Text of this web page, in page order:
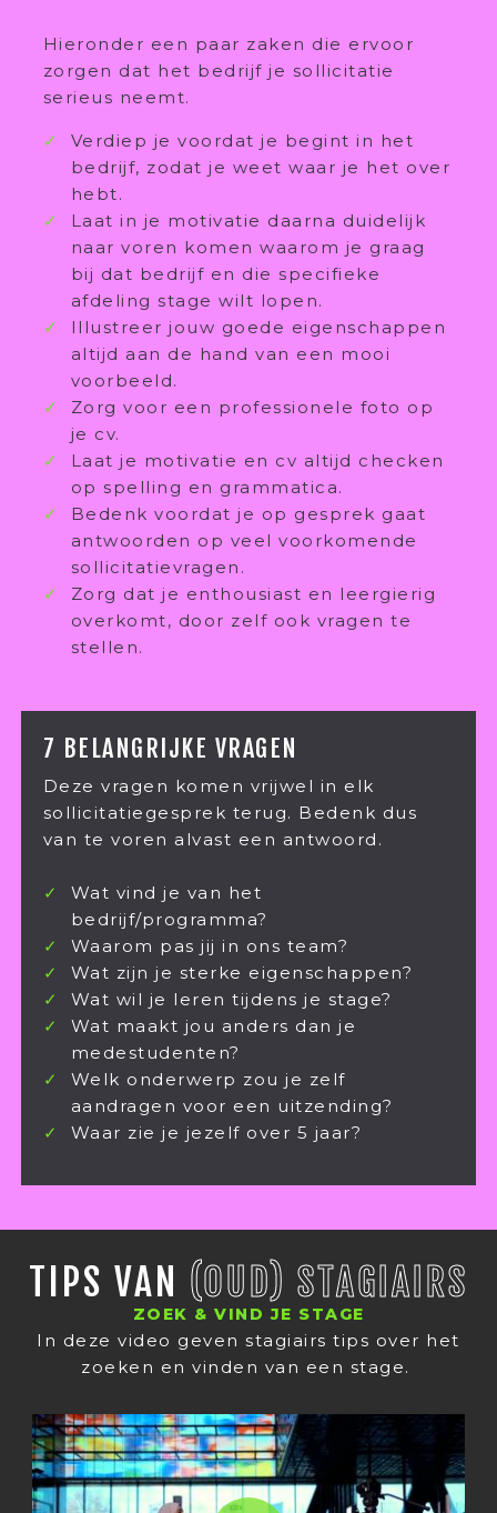
Hieronder een paar zaken die ervoor
zorgen dat het bedrijf je sollicitatie
serieus neemt.
Verdiep je voordat je begint in het
bedrijf, zodat je weet waar je het over
hebt.
Laat in je motivatie daarna duidelijk
naar voren komen waarom je graag
bij dat bedrijf en die specifieke
afdeling stage wilt lopen.
Illustreer jouw goede eigenschappen
altijd aan de hand van een mooi
voorbeeld.
Zorg voor een professionele foto op
je cv.
Laat je motivatie en cv altijd checken
op spelling en grammatica.
Bedenk voordat je op gesprek gaat
antwoorden op veel voorkomende
sollicitatievragen.
Zorg dat je enthousiast en leergierig
overkomt, door zelf ook vragen te
stellen.
7 BELANGRIJKE VRAGEN
Deze vragen komen vrijwel in elk
sollicitatiegesprek terug. Bedenk dus
van te voren alvast een antwoord.
Wat vind je van het
bedrijf/programma?
Waarom pas jij in ons team?
Wat zijn je sterke eigenschappen?
Wat wil je leren tijdens je stage?
Wat maakt jou anders dan je
medestudenten?
Welk onderwerp zou je zelf
aandragen voor een uitzending?
Waar zie je jezelf over 5 jaar?
TIPS VAN (OUD) STAGIAIRS
ZOEK & VIND JE STAGE
In deze video geven stagiairs tips over het
zoeken en vinden van een stage.